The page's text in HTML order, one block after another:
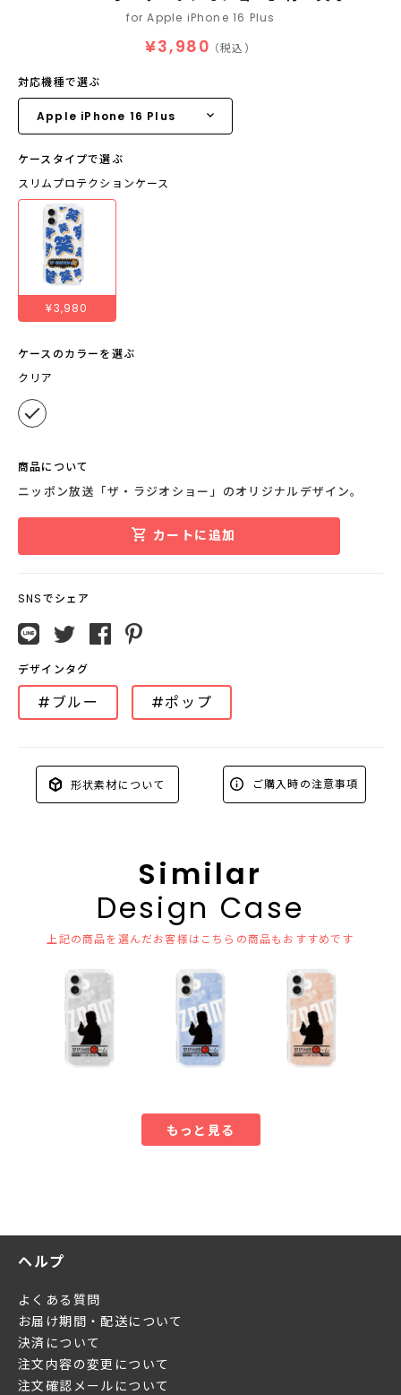
for Apple iPhone 16 Plus
¥3,980 （税込）
対応機種で選ぶ
ケースタイプで選ぶ
スリムプロテクションケース
¥3,980
ケースのカラーを選ぶ
クリア
商品について
ニッポン放送「ザ・ラジオショー」のオリジナルデザイン。
カートに追加
SNSでシェア
デザインタグ
#ブルー #ポップ
形状素材について ご購入時の注意事項
Similar
Design Case
上記の商品を選んだお客様はこちらの商品もおすすめです
もっと見る
ヘルプ
よくある質問
お届け期間・配送について
決済について
注文内容の変更について
注文確認メールについて